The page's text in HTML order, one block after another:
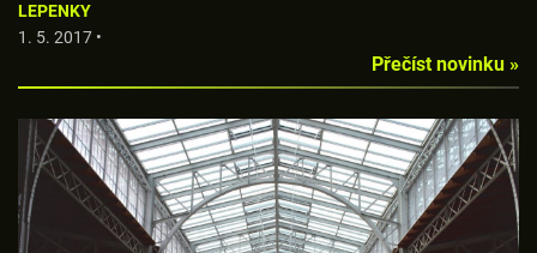
LEPENKY
1. 5. 2017 •
Přečíst novinku »